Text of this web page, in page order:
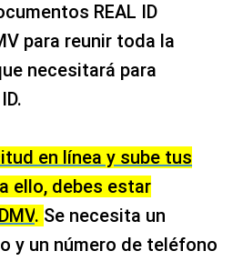
REAL ID
para reunir toda la
necesitará para
en línea y sube tus
ello, debes estar
. Se necesita un
y un número de teléfono